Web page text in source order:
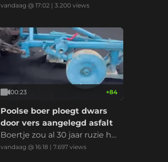
lan
vandaag @ 17:02 |3.200 views
00:23 +84
Poolse boer ploegt dwars
door vers aangelegd asfalt
Boertje zou al 30 jaar ruzie he
bben met de gemeente, wa
vandaag @ 16:18 |7.697 views